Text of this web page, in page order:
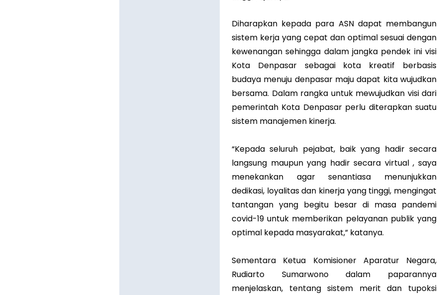
Diharapkan kepada para ASN dapat membangun
sistem kerja yang cepat dan optimal sesuai dengan
kewenangan sehingga dalam jangka pendek ini visi
Kota Denpasar sebagai kota kreatif berbasis
budaya menuju denpasar maju dapat kita wujudkan
bersama. Dalam rangka untuk mewujudkan visi dari
pemerintah Kota Denpasar perlu diterapkan suatu
sistem manajemen kinerja.
“Kepada seluruh pejabat, baik yang hadir secara
langsung maupun yang hadir secara virtual , saya
menekankan agar senantiasa menunjukkan
dedikasi, loyalitas dan kinerja yang tinggi, mengingat
tantangan yang begitu besar di masa pandemi
covid-19 untuk memberikan pelayanan publik yang
optimal kepada masyarakat,” katanya.
Sementara Ketua Komisioner Aparatur Negara,
Rudiarto Sumarwono dalam paparannya
menjelaskan, tentang sistem merit dan tupoksi